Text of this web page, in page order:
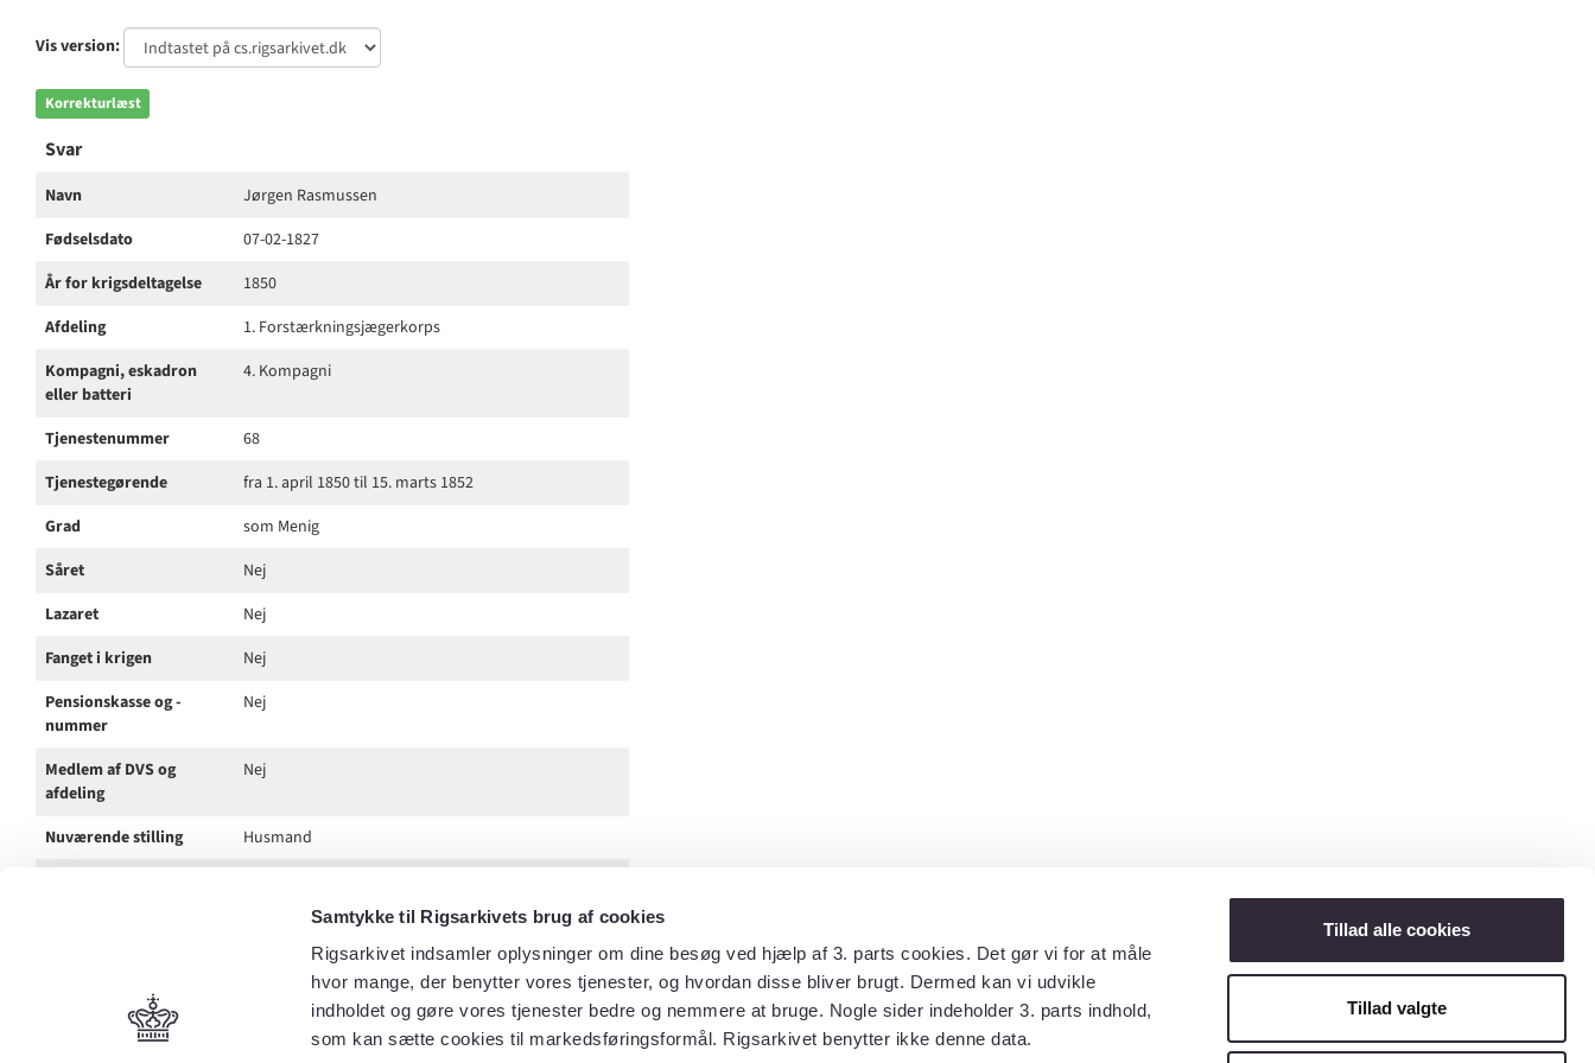
Samtykke til Rigsarkivets brug af cookies
Rigsarkivet indsamler oplysninger om dine besøg ved hjælp af 3. parts cookies. Det gør vi for at måle
hvor mange, der benytter vores tjenester, og hvordan disse bliver brugt. Dermed kan vi udvikle
indholdet og gøre vores tjenester bedre og nemmere at bruge. Nogle sider indeholder 3. parts indhold,
som kan sætte cookies til markedsføringsformål. Rigsarkivet benytter ikke denne data.
Tillad alle cookies
Tillad valgte
Vis version:
Korrekturlæst
Svar
Navn
Jørgen Rasmussen
Fødselsdato
07-02-1827
År for krigsdeltagelse
1850
Afdeling
1. Forstærkningsjægerkorps
Kompagni, eskadron
eller batteri
4. Kompagni
Tjenestenummer
68
Tjenestegørende
fra 1. april 1850 til 15. marts 1852
Grad
som Menig
Såret
Nej
Lazaret
Nej
Fanget i krigen
Nej
Pensionskasse og -
nummer
Nej
Medlem af DVS og
afdeling
Nej
Nuværende stilling
Husmand
sogn, Egebølle by
Husmand Jørgen Rasmussen i Egebølle pr Nakskov
Yderligere tekst i
Berettiget J. Nielsen